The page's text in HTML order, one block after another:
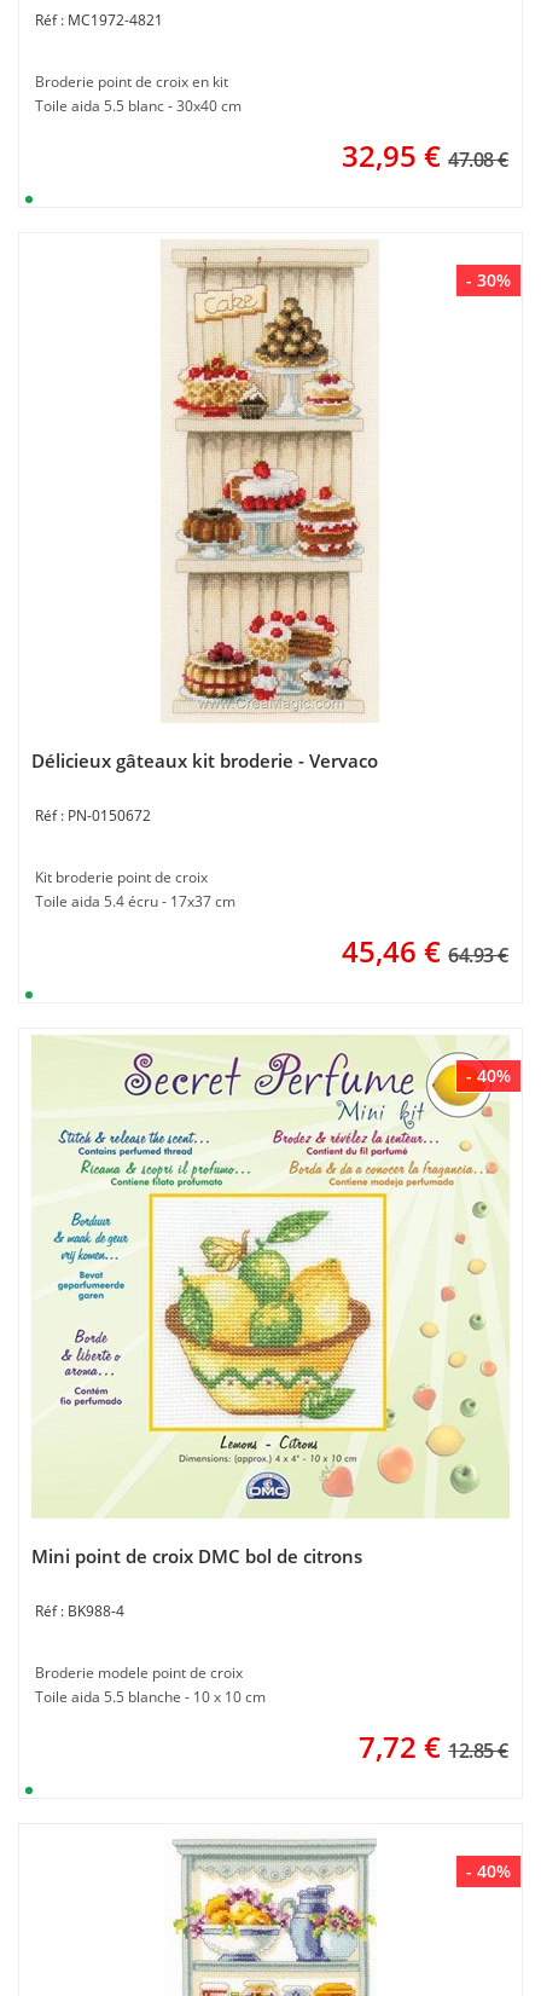
MC1972-4821
Broderie point de croix en kit
Toile aida 5.5 blanc - 30x40 cm
32,95 € 47.08 €
- 30%
Délicieux gâteaux kit broderie - Vervaco
PN-0150672
Kit broderie point de croix
Toile aida 5.4 écru - 17x37 cm
45,46 € 64.93 €
- 40%
Mini point de croix DMC bol de citrons
BK988-4
Broderie modele point de croix
Toile aida 5.5 blanche - 10 x 10 cm
7,72 € 12.85 €
- 40%